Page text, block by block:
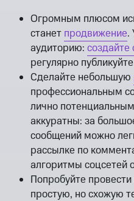
Огромным плюсом
станет продвижение.
аудиторию:
регулярно
Сделайте небольшую
профессиональным
лично
аккуратны: за
сообщений можно
рассылке по
алгоритмы соцсетей
Попробуйте
простую, но схожую